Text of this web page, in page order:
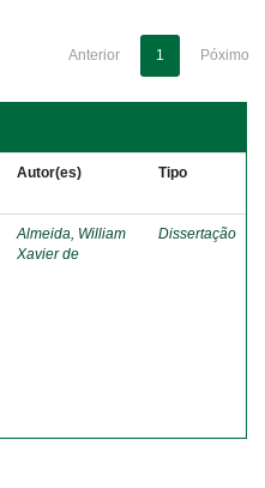
Anterior 1 Póximo
Autor(es) Tipo
Almeida, William
Xavier de
Dissertação